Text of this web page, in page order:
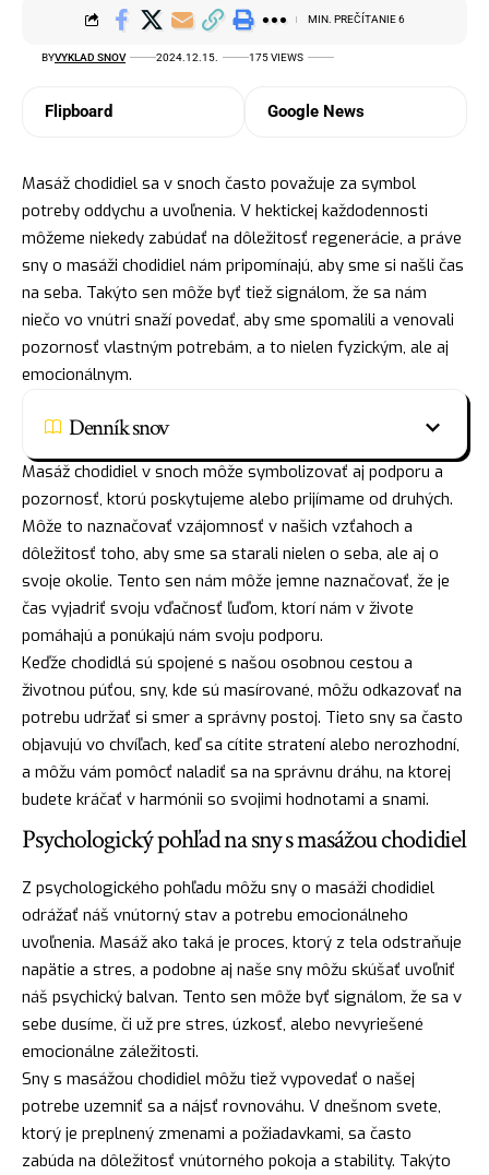
BYVYKLAD SNOV 2024.12.15. 175 VIEWS
MIN. PREČÍTANIE 6
Flipboard Google News
Masáž chodidiel sa v snoch často považuje za symbol
potreby oddychu a uvoľnenia. V hektickej každodennosti
môžeme niekedy zabúdať na dôležitosť regenerácie, a práve
sny o masáži chodidiel nám pripomínajú, aby sme si našli čas
na seba. Takýto sen môže byť tiež signálom, že sa nám
niečo vo vnútri snaží povedať, aby sme spomalili a venovali
pozornosť vlastným potrebám, a to nielen fyzickým, ale aj
emocionálnym.
Denník snov
Masáž chodidiel v snoch môže symbolizovať aj podporu a
pozornosť, ktorú poskytujeme alebo prijímame od druhých.
Môže to naznačovať vzájomnosť v našich vzťahoch a
dôležitosť toho, aby sme sa starali nielen o seba, ale aj o
svoje okolie. Tento sen nám môže jemne naznačovať, že je
čas vyjadriť svoju vďačnosť ľuďom, ktorí nám v živote
pomáhajú a ponúkajú nám svoju podporu.
Keďže chodidlá sú spojené s našou osobnou cestou a
životnou púťou, sny, kde sú masírované, môžu odkazovať na
potrebu udržať si smer a správny postoj. Tieto sny sa často
objavujú vo chvíľach, keď sa cítite stratení alebo nerozhodní,
a môžu vám pomôcť naladiť sa na správnu dráhu, na ktorej
budete kráčať v harmónii so svojimi hodnotami a snami.
Psychologický pohľad na sny s masážou chodidiel
Z psychologického pohľadu môžu sny o masáži chodidiel
odrážať náš vnútorný stav a potrebu emocionálneho
uvoľnenia. Masáž ako taká je proces, ktorý z tela odstraňuje
napätie a stres, a podobne aj naše sny môžu skúšať uvoľniť
náš psychický balvan. Tento sen môže byť signálom, že sa v
sebe dusíme, či už pre stres, úzkosť, alebo nevyriešené
emocionálne záležitosti.
Sny s masážou chodidiel môžu tiež vypovedať o našej
potrebe uzemniť sa a nájsť rovnováhu. V dnešnom svete,
ktorý je preplnený zmenami a požiadavkami, sa často
zabúda na dôležitosť vnútorného pokoja a stability. Takýto